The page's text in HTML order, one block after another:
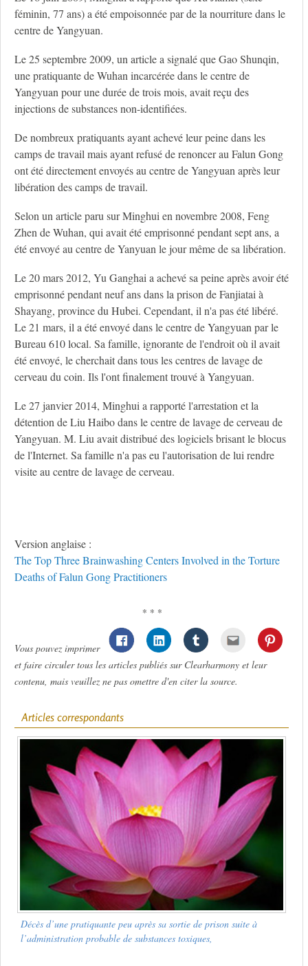
féminin, 77 ans) a été empoisonnée par de la nourriture dans le
centre de Yangyuan.
Le 25 septembre 2009, un article a signalé que Gao Shunqin,
une pratiquante de Wuhan incarcérée dans le centre de
Yangyuan pour une durée de trois mois, avait reçu des
injections de substances non-identifiées.
De nombreux pratiquants ayant achevé leur peine dans les
camps de travail mais ayant refusé de renoncer au Falun Gong
ont été directement envoyés au centre de Yangyuan après leur
libération des camps de travail.
Selon un article paru sur Minghui en novembre 2008, Feng
Zhen de Wuhan, qui avait été emprisonné pendant sept ans, a
été envoyé au centre de Yanyuan le jour même de sa libération.
Le 20 mars 2012, Yu Ganghai a achevé sa peine après avoir été
emprisonné pendant neuf ans dans la prison de Fanjiatai à
Shayang, province du Hubei. Cependant, il n'a pas été libéré.
Le 21 mars, il a été envoyé dans le centre de Yangyuan par le
Bureau 610 local. Sa famille, ignorante de l'endroit où il avait
été envoyé, le cherchait dans tous les centres de lavage de
cerveau du coin. Ils l'ont finalement trouvé à Yangyuan.
Le 27 janvier 2014, Minghui a rapporté l'arrestation et la
détention de Liu Haibo dans le centre de lavage de cerveau de
Yangyuan. M. Liu avait distribué des logiciels brisant le blocus
de l'Internet. Sa famille n'a pas eu l'autorisation de lui rendre
visite au centre de lavage de cerveau.
Version anglaise :
The Top Three Brainwashing Centers Involved in the Torture
Deaths of Falun Gong Practitioners
* * *
Vous pouvez imprimer
et faire circuler tous les articles publiés sur Clearharmony et leur
contenu, mais veuillez ne pas omettre d'en citer la source.
Articles correspondants
Décès d’une pratiquante peu après sa sortie de prison suite à
l’administration probable de substances toxiques,